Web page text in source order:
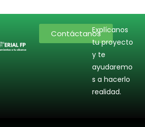
ContáctanosExplícanos
tu proyecto
y te
ayudaremo
s a hacerlo
realidad.